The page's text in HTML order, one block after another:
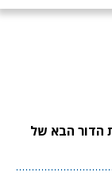
הדור הבא של